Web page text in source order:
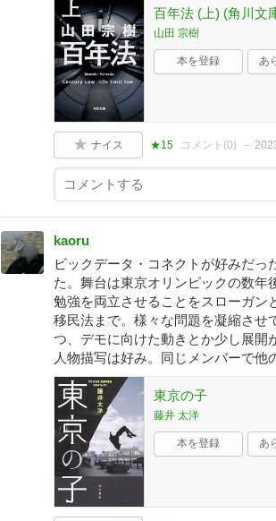
百年法 (上) (角川文
山田 宗樹
本を登録 あ
ナイス ★15 コメント(0)
kaoru
ビックデータ・コネクトが好みだっ
た。舞台は東京オリンピックの数
勉強を両立させることをスローガン
移民法まで。様々な問題を凝縮させ
つ、デモに向けた動きとか少し展開
人物描写は好み。同じメンバーで他
東京の子
藤井 太洋
本を登録 あ